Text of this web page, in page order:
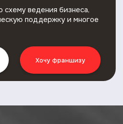
схему ведения бизнеса,
поддержку и многое
Хочу франшизу